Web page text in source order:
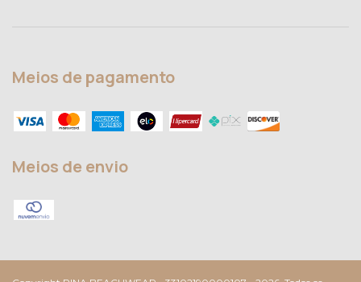
Meios de pagamento
Meios de envio